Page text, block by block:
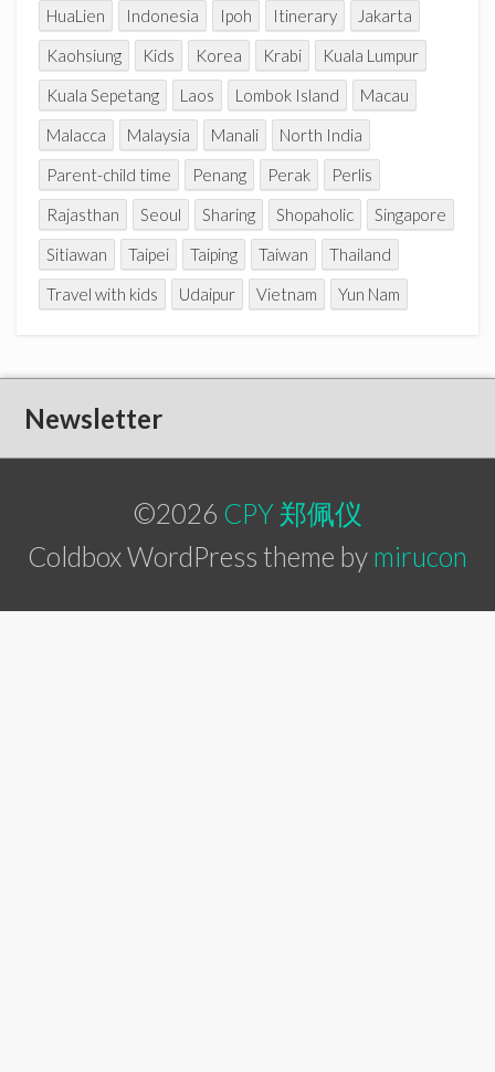
HuaLien
Indonesia Ipoh Itinerary
Jakarta
Kaohsiung
Kids Korea Krabi
Kuala Lumpur
Kuala Sepetang
Laos Lombok Island
Macau
Malacca
Malaysia Manali
North India
Parent-child time
Penang Perak
Perlis
Rajasthan
Seoul Sharing Shopaholic
Singapore
Sitiawan
Taipei Taiping Taiwan
Thailand
Travel with kids
Udaipur Vietnam Yun Nam
Newsletter
©2026 CPY 郑佩仪
Coldbox WordPress theme by mirucon